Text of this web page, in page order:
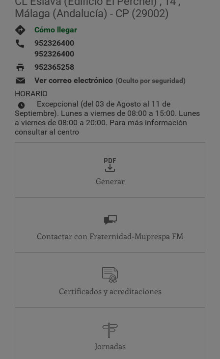
Málaga (Andalucía) - CP (29002)
Cómo llegar
952326400
952326400
952365258
Ver correo electrónico (Oculto por seguridad)
HORARIO
Excepcional (del 03 de Agosto al 11 de
Septiembre). Lunes a viernes de 08:00 a 15:00. Lunes
a viernes de 08:00 a 20:00. Para más información
consultar al centro
Generar
Contactar con Fraternidad-Muprespa
Certificados y acreditaciones
Jornadas